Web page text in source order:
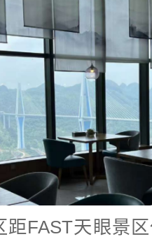
FAST天眼景区